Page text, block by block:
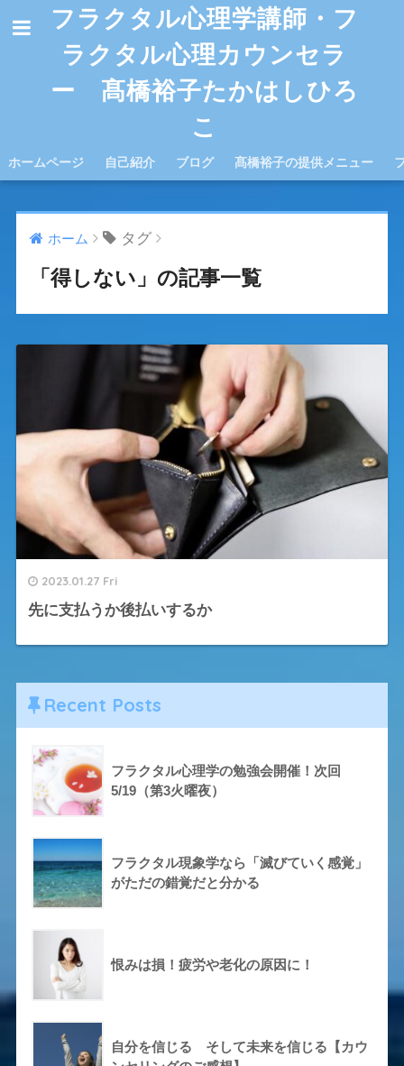
フラクタル心理学講師・フ
ラクタル心理カウンセラ
ー 髙橋裕子たかはしひろ
こ
ホームページ 自己紹介 ブログ 髙橋裕子の提供メニュー
ホーム タグ
「得しない」の記事一覧
2023.01.27 Fri
先に支払うか後払いするか
Recent Posts
フラクタル心理学の勉強会開催！次回
5/19（第3火曜夜）
フラクタル現象学なら「滅びていく感覚」
がただの錯覚だと分かる
恨みは損！疲労や老化の原因に！
自分を信じる そして未来を信じる【カウ